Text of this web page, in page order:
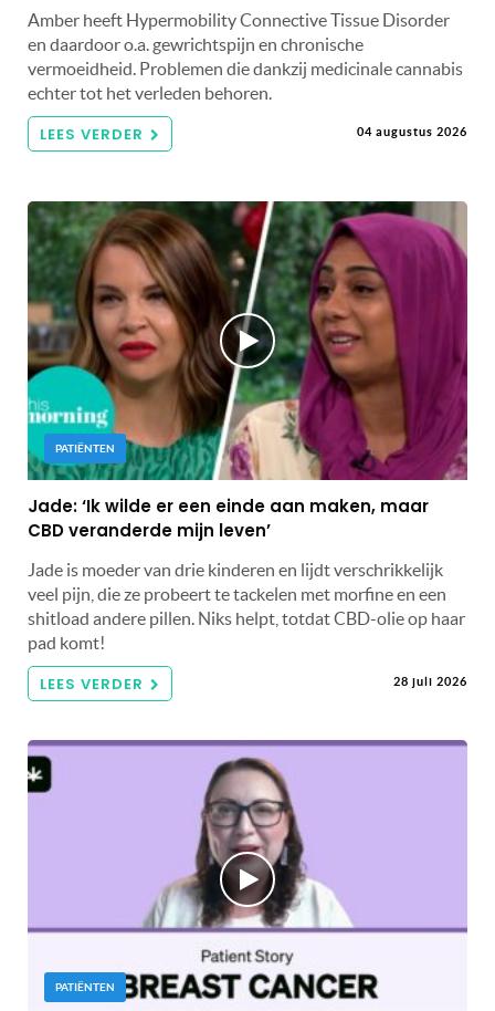
Amber heeft Hypermobility Connective Tissue Disorder
en daardoor o.a. gewrichtspijn en chronische
vermoeidheid. Problemen die dankzij medicinale cannabis
echter tot het verleden behoren.
LEES VERDER 04 augustus 2026
PATIËNTEN
Jade: ‘Ik wilde er een einde aan maken, maar
CBD veranderde mijn leven’
Jade is moeder van drie kinderen en lijdt verschrikkelijk
veel pijn, die ze probeert te tackelen met morfine en een
shitload andere pillen. Niks helpt, totdat CBD-olie op haar
pad komt!
LEES VERDER 28 juli 2026
PATIËNTEN